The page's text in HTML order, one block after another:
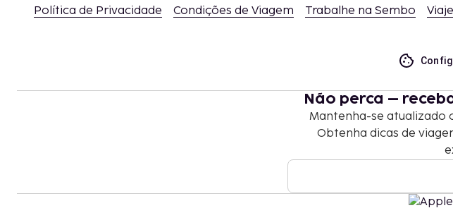
gratuitamente.
Política de Privacidade Condições de Viagem Trabalhe na Sembo
Não perca –
Mantenha-se atualizado
Obtenha dicas de